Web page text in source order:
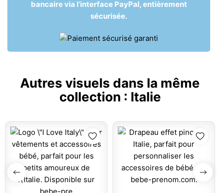
bancaire via l’interface PayPal, entièrement
sécurisée.
Autres visuels dans la même
collection : Italie